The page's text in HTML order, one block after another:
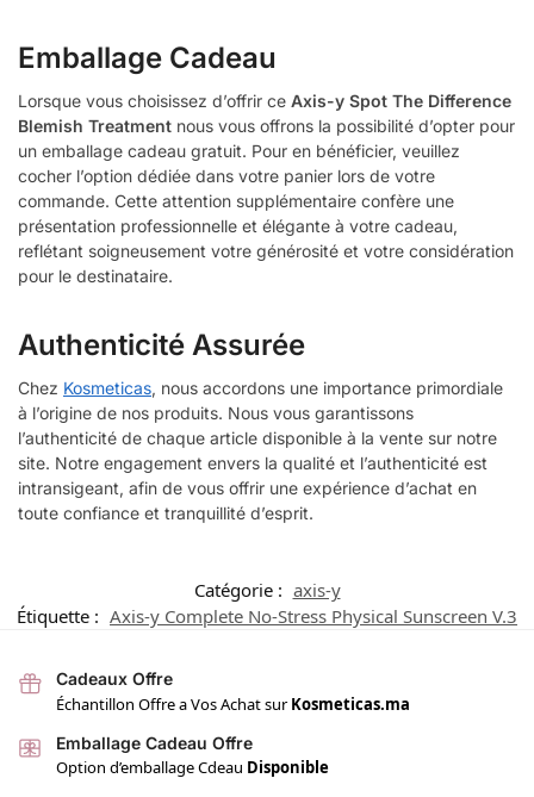
Emballage Cadeau
Lorsque vous choisissez d’offrir ce Axis-y Spot The Difference
Blemish Treatment nous vous offrons la possibilité d’opter pour
un emballage cadeau gratuit. Pour en bénéficier, veuillez
cocher l’option dédiée dans votre panier lors de votre
commande. Cette attention supplémentaire confère une
présentation professionnelle et élégante à votre cadeau,
reflétant soigneusement votre générosité et votre considération
pour le destinataire.
Authenticité Assurée
Chez Kosmeticas, nous accordons une importance primordiale
à l’origine de nos produits. Nous vous garantissons
l’authenticité de chaque article disponible à la vente sur notre
site. Notre engagement envers la qualité et l’authenticité est
intransigeant, afin de vous offrir une expérience d’achat en
toute confiance et tranquillité d’esprit.
Catégorie : axis-y
Étiquette : Axis-y Complete No-Stress Physical Sunscreen V.3
Cadeaux Offre
Échantillon Offre a Vos Achat surKosmeticas.ma
Emballage Cadeau Offre
Option d’emballage Cdeau Disponible